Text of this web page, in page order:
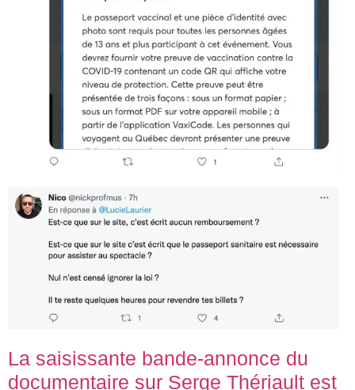
La saisissante bande-annonce du
documentaire sur Serge Thériault est